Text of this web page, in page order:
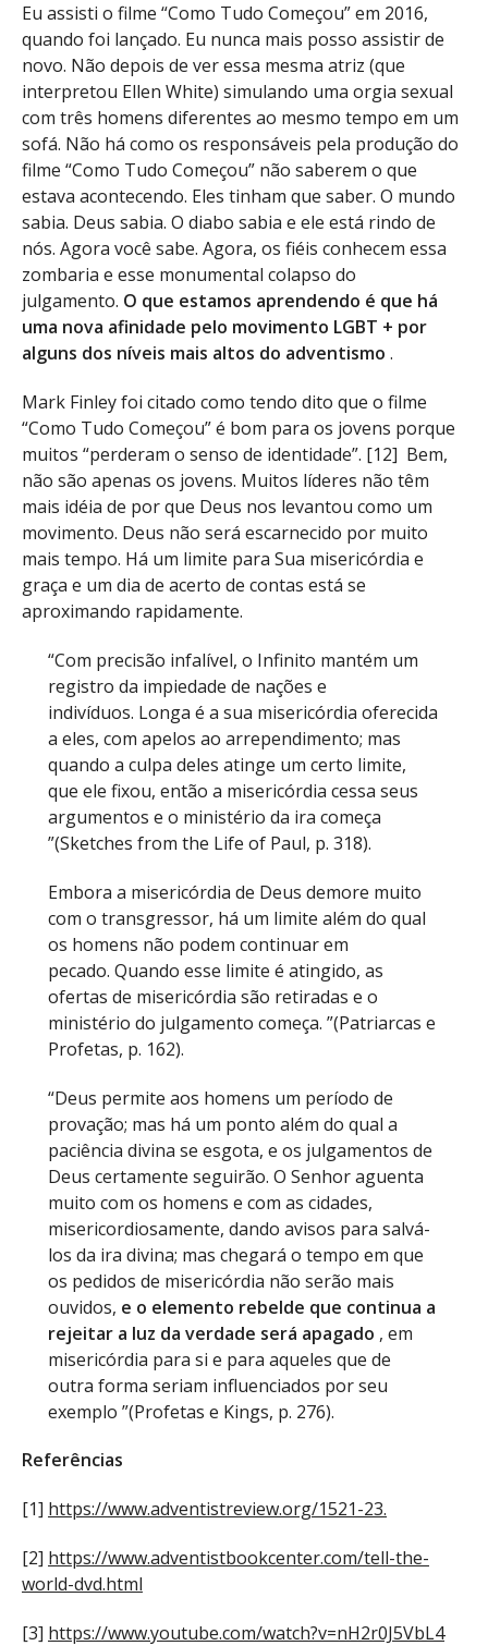
Eu assisti o filme “Como Tudo Começou” em 2016,
quando foi lançado. Eu nunca mais posso assistir de
novo. Não depois de ver essa mesma atriz (que
interpretou Ellen White) simulando uma orgia sexual
com três homens diferentes ao mesmo tempo em um
sofá. Não há como os responsáveis ​​pela produção do
filme “Como Tudo Começou” não saberem o que
estava acontecendo. Eles tinham que saber. O mundo
sabia. Deus sabia. O diabo sabia e ele está rindo de
nós. Agora você sabe. Agora, os fiéis conhecem essa
zombaria e esse monumental colapso do
julgamento. O que estamos aprendendo é que há
uma nova afinidade pelo movimento LGBT + por
alguns dos níveis mais altos do adventismo .
Mark Finley foi citado como tendo dito que o filme
“Como Tudo Começou” é bom para os jovens porque
muitos “perderam o senso de identidade”. [12] Bem,
não são apenas os jovens. Muitos líderes não têm
mais idéia de por que Deus nos levantou como um
movimento. Deus não será escarnecido por muito
mais tempo. Há um limite para Sua misericórdia e
graça e um dia de acerto de contas está se
aproximando rapidamente.
“Com precisão infalível, o Infinito mantém um
registro da impiedade de nações e
indivíduos. Longa é a sua misericórdia oferecida
a eles, com apelos ao arrependimento; mas
quando a culpa deles atinge um certo limite,
que ele fixou, então a misericórdia cessa seus
argumentos e o ministério da ira começa
”(Sketches from the Life of Paul, p. 318).
Embora a misericórdia de Deus demore muito
com o transgressor, há um limite além do qual
os homens não podem continuar em
pecado. Quando esse limite é atingido, as
ofertas de misericórdia são retiradas e o
ministério do julgamento começa. ”(Patriarcas e
Profetas, p. 162).
“Deus permite aos homens um período de
provação; mas há um ponto além do qual a
paciência divina se esgota, e os julgamentos de
Deus certamente seguirão. O Senhor aguenta
muito com os homens e com as cidades,
misericordiosamente, dando avisos para salvá-
los da ira divina; mas chegará o tempo em que
os pedidos de misericórdia não serão mais
ouvidos, e o elemento rebelde que continua a
rejeitar a luz da verdade será apagado , em
misericórdia para si e para aqueles que de
outra forma seriam influenciados por seu
exemplo ”(Profetas e Kings, p. 276).
Referências
[1] https://www.adventistreview.org/1521-23.
[2] https://www.adventistbookcenter.com/tell-the-
world-dvd.html
[3] https://www.youtube.com/watch?v=nH2r0J5VbL4